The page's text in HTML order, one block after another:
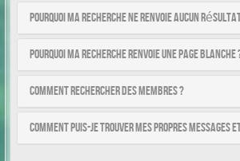
Pourquoi ma recherche ne renvoie aucun
Pourquoi ma recherche renvoie une page blanche
Comment rechercher des membres ?
Comment puis-je trouver mes propres messages